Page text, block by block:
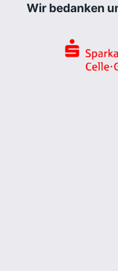
Wir bedanken